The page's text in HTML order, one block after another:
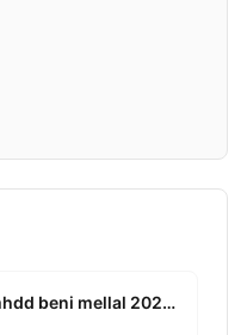
254 non defini ghyr mhdd beni mellal 2024 09 28